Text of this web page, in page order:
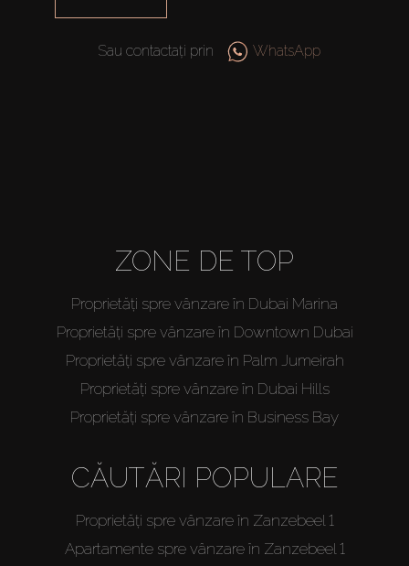
Sau contactați prin WhatsApp
ZONE DE TOP
Proprietăți spre vânzare în Dubai Marina
Proprietăți spre vânzare în Downtown Dubai
Proprietăți spre vânzare în Palm Jumeirah
Proprietăți spre vânzare în Dubai Hills
Proprietăți spre vânzare în Business Bay
CĂUTĂRI POPULARE
Proprietăți spre vânzare în Zanzebeel 1
Apartamente spre vânzare în Zanzebeel 1